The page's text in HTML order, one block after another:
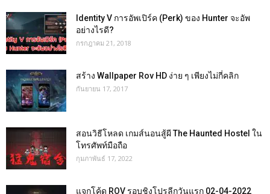
Identity V การอัพเปิร์ค (Perk) ของ Hunter จะอัพ
อย่างไรดี?
กรกฎาคม 21, 2018
สร้าง Wallpaper Rov HD ง่าย ๆ เพียงไม่กี่คลิก
กันยายน 17, 2017
สอนวิธีโหลด เกมส์นอนสู้ผี The Haunted Hostel ใน
โทรศัพท์มือถือ
กุมภาพันธ์ 17, 2022
แจกโค้ด ROV รอบชิงโปรลีกวันแรก 02-04-2022